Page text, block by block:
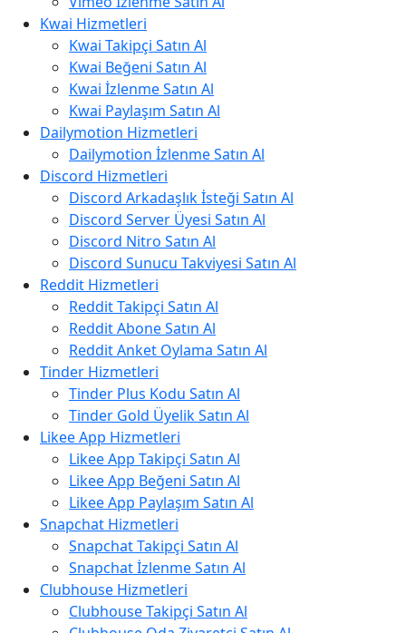
Kwai Hizmetleri
Kwai Takipçi Satın Al
Kwai Beğeni Satın Al
Kwai İzlenme Satın Al
Kwai Paylaşım Satın Al
Dailymotion Hizmetleri
Dailymotion İzlenme Satın Al
Discord Hizmetleri
Discord Arkadaşlık İsteği Satın Al
Discord Server Üyesi Satın Al
Discord Nitro Satın Al
Discord Sunucu Takviyesi Satın Al
Reddit Hizmetleri
Reddit Takipçi Satın Al
Reddit Abone Satın Al
Reddit Anket Oylama Satın Al
Tinder Hizmetleri
Tinder Plus Kodu Satın Al
Tinder Gold Üyelik Satın Al
Likee App Hizmetleri
Likee App Takipçi Satın Al
Likee App Beğeni Satın Al
Likee App Paylaşım Satın Al
Snapchat Hizmetleri
Snapchat Takipçi Satın Al
Snapchat İzlenme Satın Al
Clubhouse Hizmetleri
Clubhouse Takipçi Satın Al